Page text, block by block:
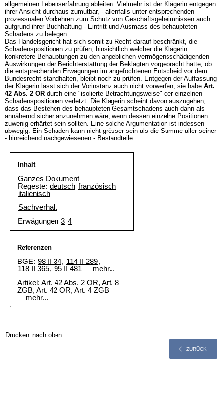
allgemeinen Lebenserfahrung ableiten. Vielmehr ist der Klägerin entgegen
ihrer Ansicht durchaus zumutbar, - allenfalls unter entsprechenden
prozessualen Vorkehren zum Schutz von Geschäftsgeheimnissen auch
aufgrund ihrer Buchhaltung - Eintritt und Ausmass des behaupteten
Schadens zu belegen.
Das Handelsgericht hat sich somit zu Recht darauf beschränkt, die
Schadenspositionen zu prüfen, hinsichtlich welcher die Klägerin
konkretere Behauptungen zu den angeblichen vermögensschädigenden
Auswirkungen der Berichterstattung der Beklagten vorgebracht hatte; ob
die entsprechenden Erwägungen im angefochtenen Entscheid vor dem
Bundesrecht standhalten, bleibt noch zu prüfen. Entgegen der Auffassung
der Klägerin lässt sich der Vorinstanz auch nicht vorwerfen, sie habe Art.
42 Abs. 2 OR durch eine "isolierte Betrachtungsweise" der einzelnen
Schadenspositionen verletzt. Die Klägerin scheint davon auszugehen,
dass das Bestehen des behaupteten Gesamtschadens auch dann als
annähernd sicher anzunehmen wäre, wenn dessen einzelne Positionen
zuwenig erhärtet sein sollten. Eine solche Argumentation ist indessen
abwegig. Ein Schaden kann nicht grösser sein als die Summe aller seiner
- hinreichend nachgewiesenen - Bestandteile.
Inhalt
Ganzes Dokument
Regeste: deutsch französisch
italienisch
Sachverhalt
Erwägungen 3 4
Referenzen
BGE: 98 II 34, 114 II 289,
118 II 365, 95 II 481
mehr...
Artikel: Art. 42 Abs. 2 OR, Art. 8
ZGB, Art. 42 OR, Art. 4 ZGB
mehr...
Drucken nach oben
ZURÜCK